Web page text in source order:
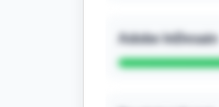
Adobe InDesain